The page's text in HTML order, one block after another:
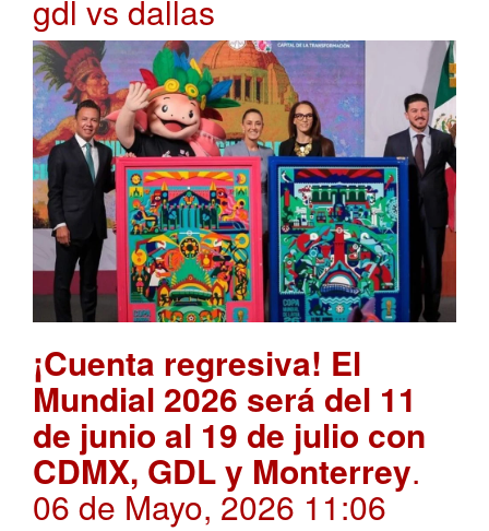
gdl vs dallas
¡Cuenta regresiva! El
Mundial 2026 será del 11
de junio al 19 de julio con
CDMX, GDL y Monterrey.
06 de Mayo, 2026 11:06